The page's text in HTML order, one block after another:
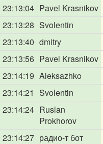
23:13:04 Pavel Krasnikov
23:13:28 Svolentin
23:13:40 dmitry
23:13:56 Pavel Krasnikov
23:14:19 Aleksazhko
23:14:21 Svolentin
23:14:24 Ruslan
Prokhorov
23:14:27 радио-т бот